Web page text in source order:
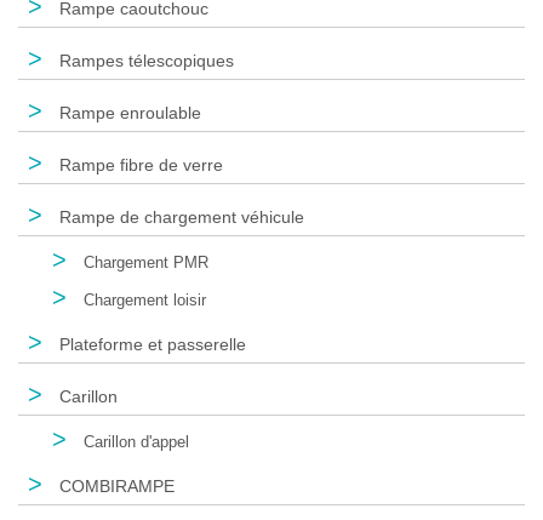
> Rampe caoutchouc
> Rampes télescopiques
> Rampe enroulable
> Rampe fibre de verre
> Rampe de chargement véhicule
> Chargement PMR
> Chargement loisir
> Plateforme et passerelle
> Carillon
> Carillon d'appel
> COMBIRAMPE